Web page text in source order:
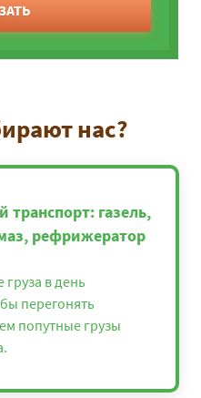
нас?
транспорт: газель,
рефрижератор
в день
перегонять
попутные грузы